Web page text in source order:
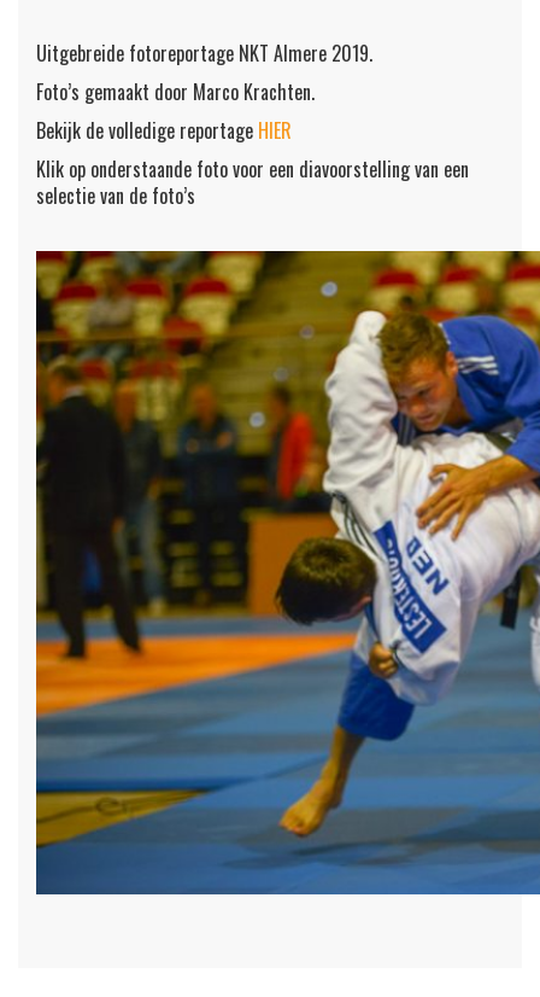
Uitgebreide fotoreportage NKT Almere 2019.
Foto’s gemaakt door Marco Krachten.
Bekijk de volledige reportage HIER
Klik op onderstaande foto voor een diavoorstelling van een
selectie van de foto’s